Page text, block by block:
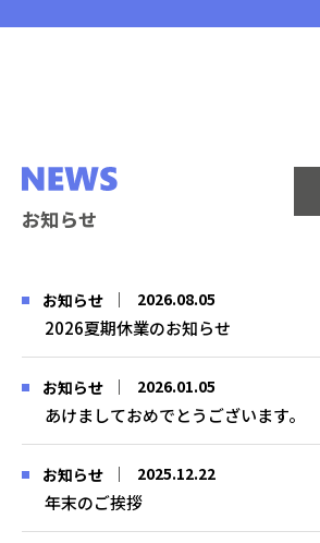
お知らせ
お知らせ 2026.08.05
2026夏期休業のお知らせ
お知らせ 2026.01.05
あけましておめでとうございます。
お知らせ 2025.12.22
年末のご挨拶